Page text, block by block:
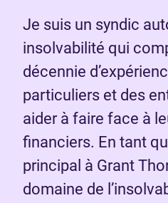
Je suis un syndic
insolvabilité qui
décennie
particuliers et des
aider à faire face à
financiers. En tant
principal à Grant
domaine de